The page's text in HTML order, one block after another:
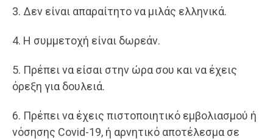
3. Δεν είναι απαραίτητο να μιλάς ελληνικά.
4. Η συμμετοχή είναι δωρεάν.
5. Πρέπει να είσαι στην ώρα σου και να έχεις
όρεξη για δουλειά.
6. Πρέπει να έχεις πιστοποιητικό εμβολιασμού ή
νόσησης Covid-19, ή αρνητικό αποτέλεσμα σε